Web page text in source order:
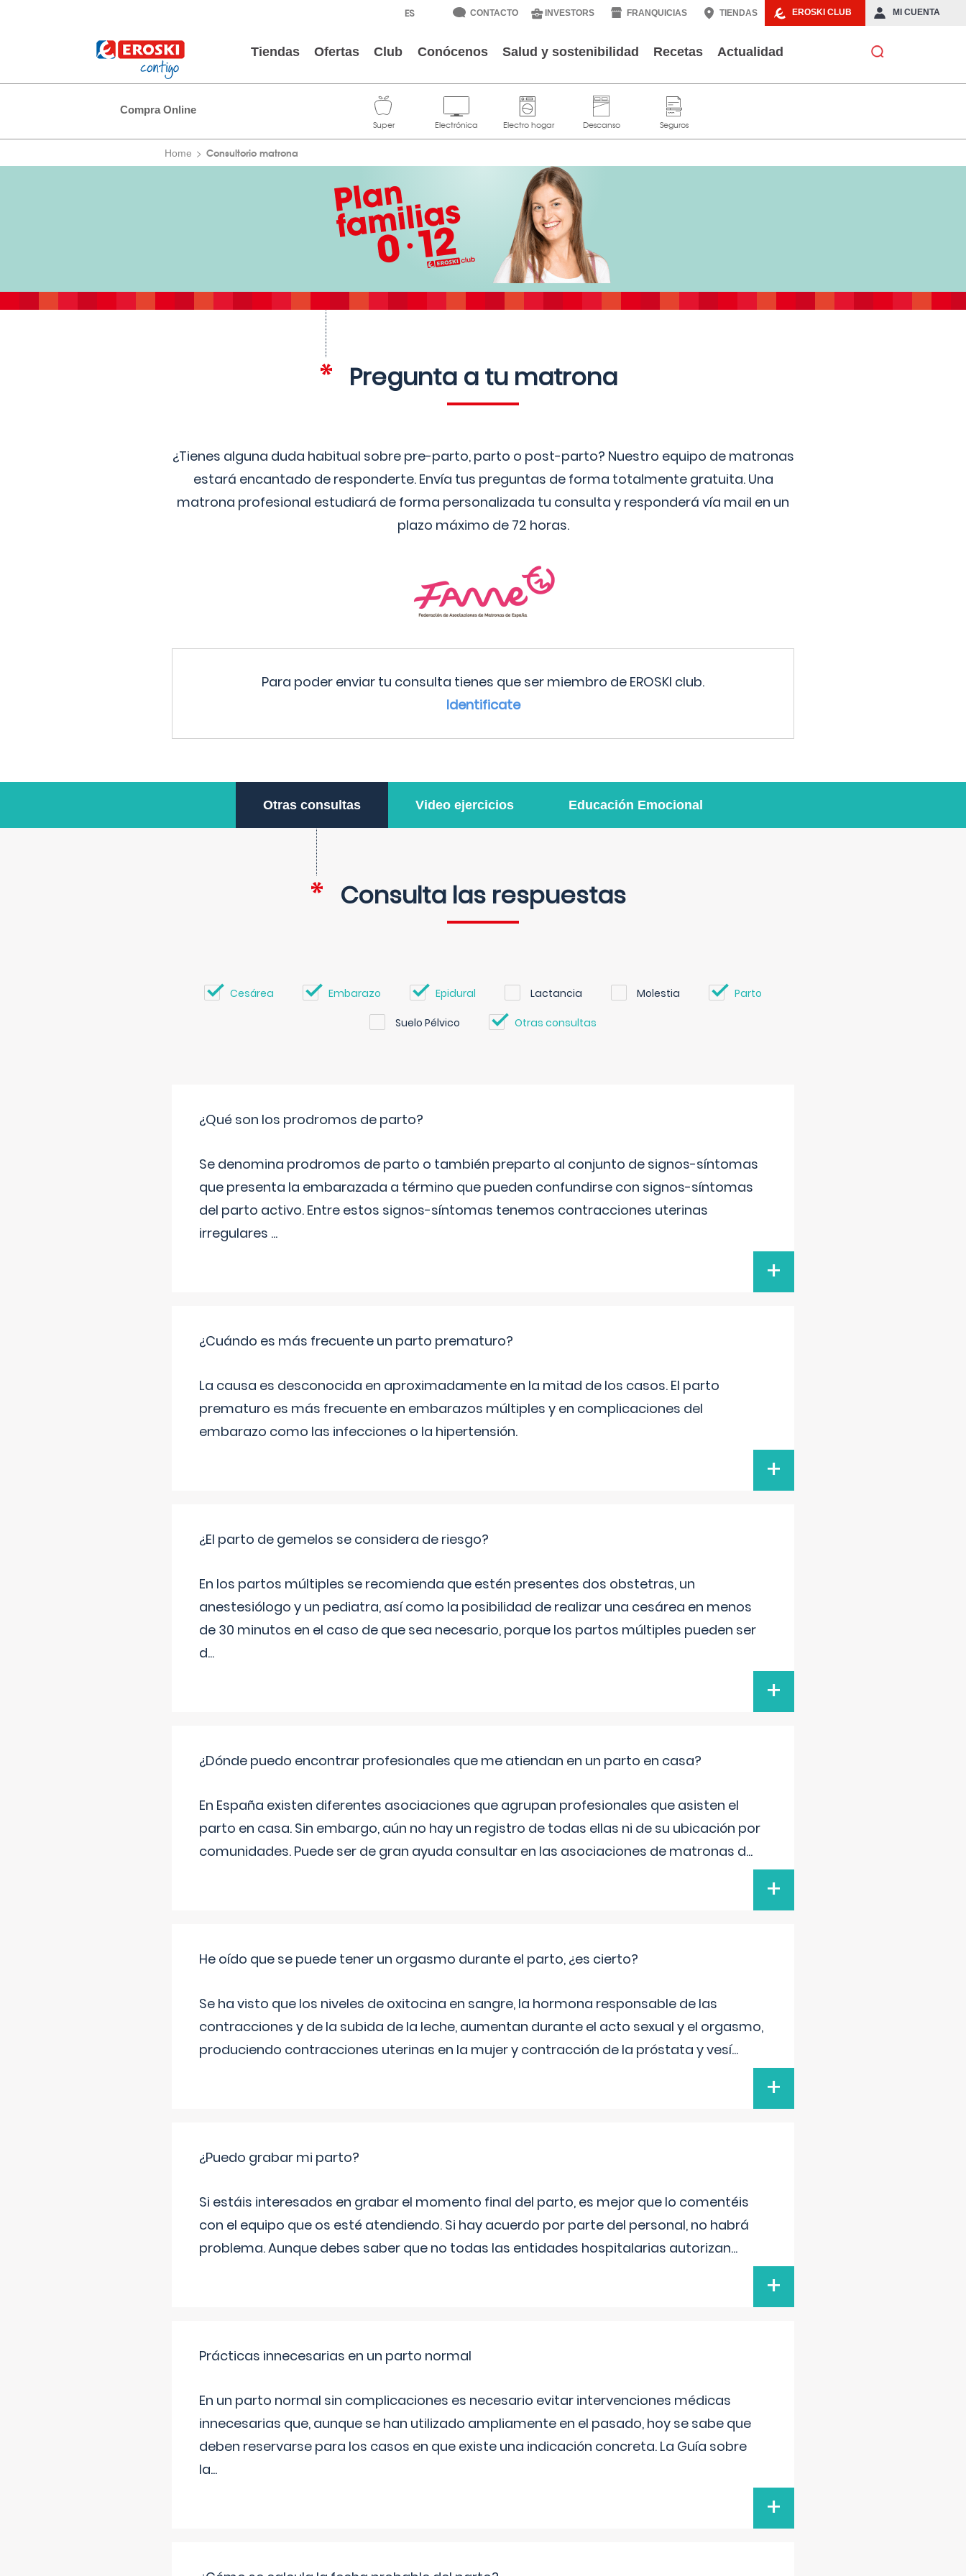
EROSKI CLUB MI CUENTA
CONTACTO INVESTORS FRANQUICIAS TIENDAS
Tiendas Ofertas Club Conócenos Salud y sostenibilidad Recetas Actualidad
Compra Online
Home Consultorio matrona
Pregunta a tu matrona
¿Tienes alguna duda habitual sobre pre-parto, parto o post-parto? Nuestro equipo de matronas
estará encantado de responderte. Envía tus preguntas de forma totalmente gratuita. Una
matrona profesional estudiará de forma personalizada tu consulta y responderá vía mail en un
plazo máximo de 72 horas.
Para poder enviar tu consulta tienes que ser miembro de EROSKI club.
Identificate
Otras consultas Video ejercicios Educación Emocional
Consulta las respuestas
Cesárea Embarazo Epidural Lactancia Molestia Parto
Suelo Pélvico Otras consultas
¿Qué son los prodromos de parto?
Se denomina prodromos de parto o también preparto al conjunto de signos-síntomas
que presenta la embarazada a término que pueden confundirse con signos-síntomas
del parto activo. Entre estos signos-síntomas tenemos contracciones uterinas
irregulares ...
+
¿Cuándo es más frecuente un parto prematuro?
La causa es desconocida en aproximadamente en la mitad de los casos. El parto
prematuro es más frecuente en embarazos múltiples y en complicaciones del
embarazo como las infecciones o la hipertensión.
+
¿El parto de gemelos se considera de riesgo?
En los partos múltiples se recomienda que estén presentes dos obstetras, un
anestesiólogo y un pediatra, así como la posibilidad de realizar una cesárea en menos
de 30 minutos en el caso de que sea necesario, porque los partos múltiples pueden ser
d...
+
¿Dónde puedo encontrar profesionales que me atiendan en un parto en casa?
En España existen diferentes asociaciones que agrupan profesionales que asisten el
parto en casa. Sin embargo, aún no hay un registro de todas ellas ni de su ubicación por
comunidades. Puede ser de gran ayuda consultar en las asociaciones de matronas d...
+
He oído que se puede tener un orgasmo durante el parto, ¿es cierto?
Se ha visto que los niveles de oxitocina en sangre, la hormona responsable de las
contracciones y de la subida de la leche, aumentan durante el acto sexual y el orgasmo,
produciendo contracciones uterinas en la mujer y contracción de la próstata y vesí...
+
¿Puedo grabar mi parto?
Si estáis interesados en grabar el momento final del parto, es mejor que lo comentéis
con el equipo que os esté atendiendo. Si hay acuerdo por parte del personal, no habrá
problema. Aunque debes saber que no todas las entidades hospitalarias autorizan...
+
Prácticas innecesarias en un parto normal
En un parto normal sin complicaciones es necesario evitar intervenciones médicas
innecesarias que, aunque se han utilizado ampliamente en el pasado, hoy se sabe que
deben reservarse para los casos en que existe una indicación concreta. La Guía sobre
la...
+